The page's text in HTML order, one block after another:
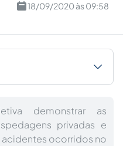
18/09/2020 às 09:58
demonstrar as
privadas e
ocorridos no